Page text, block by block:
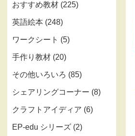
おすすめ教材 (225)
英語絵本 (248)
ワークシート (5)
手作り教材 (20)
その他いろいろ (85)
シェアリングコーナー (8)
クラフトアイディア (6)
EP-edu シリーズ (2)